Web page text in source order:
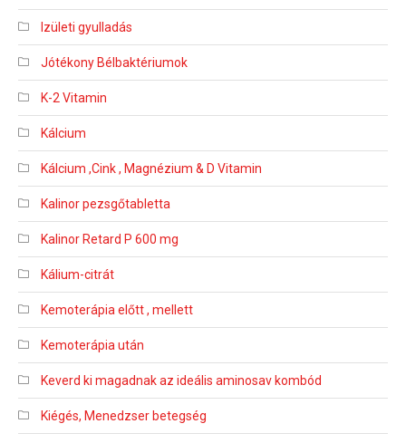
Izületi gyulladás
Jótékony Bélbaktériumok
K-2 Vitamin
Kálcium
Kálcium ,Cink , Magnézium & D Vitamin
Kalinor pezsgőtabletta
Kalinor Retard P 600 mg
Kálium-citrát
Kemoterápia előtt , mellett
Kemoterápia után
Keverd ki magadnak az ideális aminosav kombód
Kiégés, Menedzser betegség